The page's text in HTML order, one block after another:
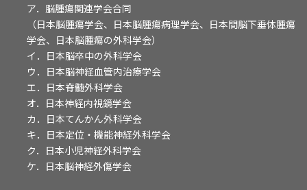
ア．脳腫瘍関連学会合同
（日本脳腫瘍学会、日本脳腫瘍病理学会、日本間脳下垂体腫瘍
学会、日本脳腫瘍の外科学会）
イ．日本脳卒中の外科学会
ウ．日本脳神経血管内治療学会
エ．日本脊髄外科学会
オ．日本神経内視鏡学会
カ．日本てんかん外科学会
キ．日本定位・機能神経外科学会
ク．日本小児神経外科学会
ケ．日本脳神経外傷学会